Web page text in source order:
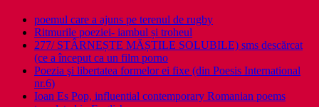
poemul care a ajuns pe terenul de rugby
Ritmurile poeziei- iambul și troheul
277/ STÂRNEȘTE MĂȘTILE SOLUBILE) sms descărcat
(ce a început ca un film porno
Poezia şi libertatea formelor ei fixe (din Poesis International
nr.6)
Ioan Es Pop, influential contemporary Romanian poems